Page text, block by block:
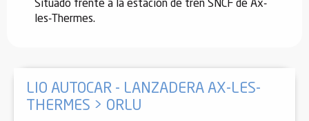
Situado frente a la estación de tren SNCF de Ax-
les-Thermes.
LIO AUTOCAR - LANZADERA AX-LES-
THERMES > ORLU